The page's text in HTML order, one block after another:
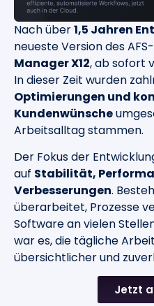
Nach über1,5 Jahren
neueste Version des
Manager X12, ab sofort
In dieser Zeit wurden
Optimierungen und
Kundenwünsche
Arbeitsalltag stammen.
Der Fokus der
auf Stabilität,
Verbesserungen.
überarbeitet, Prozesse
Software an vielen
war es, die tägliche
übersichtlicher und
Jetzt